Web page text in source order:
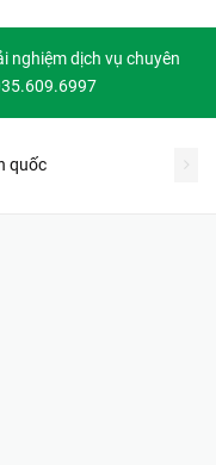
nghiệm dịch vụ chuyên
quốc